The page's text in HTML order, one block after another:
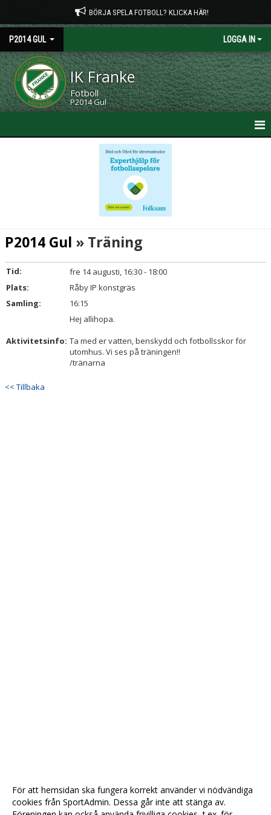
BÖRJA SPELA FOTBOLL? KLICKA HÄR!
P2014 GUL LOGGA IN
IK Franke
Fotboll
P2014 Gul
KONTAKT
P2014 Gul » Träning
Tid:
fre 14 augusti, 16:30 - 18:00
Plats:
Råby IP konstgräs
Samling:
16:15
Aktivitetsinfo:
Hej allihopa.
Ta med er vatten, benskydd och fotbollsskor för
utomhus. Vi ses på träningen!!
/tränarna
<< Tillbaka
För att hemsidan ska fungera korrekt använder vi nödvändiga
cookies från SportAdmin. Dessa går inte att stänga av.